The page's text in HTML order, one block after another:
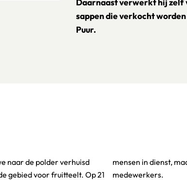
Daarnaast verwerkt hij zelf
sappen die verkocht
Puur.
naar de polder verhuisd
gebied voor fruitteelt. Op 21
loopt het op naar 30
medewerkers.